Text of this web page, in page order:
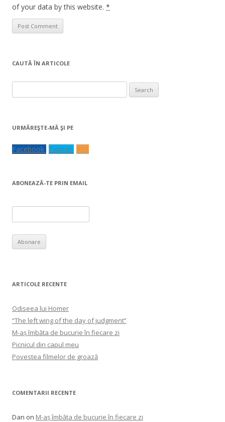
of your data by this website. *
CAUTĂ ÎN ARTICOLE
for:
URMĂREŞTE-MĂ ŞI PE
Facebook Twitter RSS
ABONEAZĂ-TE PRIN EMAIL
ARTICOLE RECENTE
Odiseea lui Homer
“The left wing of the day of judgment”
M-aș îmbăta de bucurie în fiecare zi
Picnicul din capul meu
Povestea filmelor de groază
COMENTARII RECENTE
Dan on M-aș îmbăta de bucurie în fiecare zi